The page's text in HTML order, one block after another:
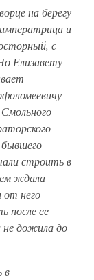
на берегу
и
с
Елизавету
строить в
ждала
от него
после ее
не дожила до
в